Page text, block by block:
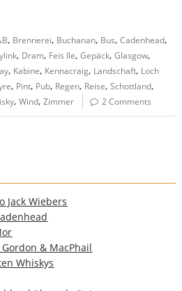
, Brennerei, Buchanan, Bus,Cadenhead,
, Dram, Feis Ile,Gepäck,Glasgow,
, Kabine, Kennacraig, Landschaft, Loch
, Pint, Pub, Regen, Reise,Schottland,
,Wind,Zimmer 2 Comments
Jack Wiebers
& MacPhail
Whiskys